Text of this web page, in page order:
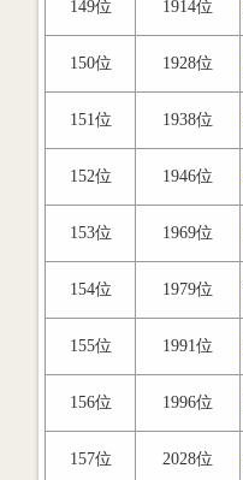
149位 1914位
150位 1928位
151位 1938位
152位 1946位
153位 1969位
154位 1979位
155位 1991位
156位 1996位
157位 2028位